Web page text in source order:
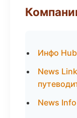
Инфо
News
News